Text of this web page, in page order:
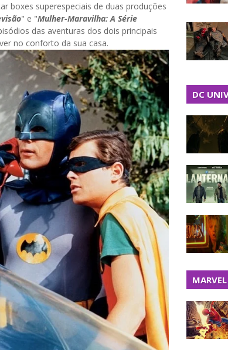
boxes superespeciais de duas produções
" e "Mulher-Maravilha: A Série
das aventuras dos dois principais
no conforto da sua casa.
DC